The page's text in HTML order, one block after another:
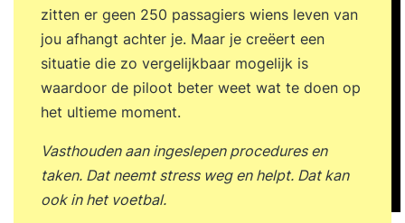
zitten er geen 250 passagiers wiens leven van
jou afhangt achter je. Maar je creëert een
situatie die zo vergelijkbaar mogelijk is
waardoor de piloot beter weet wat te doen op
het ultieme moment.
Vasthouden aan ingeslepen procedures en
taken. Dat neemt stress weg en helpt. Dat kan
ook in het voetbal.